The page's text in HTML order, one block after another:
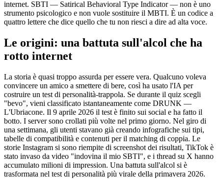
internet. SBTI — Satirical Behavioral Type Indicator — non è uno
strumento psicologico e non vuole sostituire il MBTI. È un codice a
quattro lettere che dice quello che tu non riesci a dire ad alta voce.
Le origini: una battuta sull'alcol che ha
rotto internet
La storia è quasi troppo assurda per essere vera. Qualcuno voleva
convincere un amico a smettere di bere, così ha usato l'IA per
costruire un test di personalità-trappola. Se durante il quiz scegli
"bevo", vieni classificato istantaneamente come DRUNK —
L'Ubriacone. Il 9 aprile 2026 il test è finito sui social e ha fatto il
botto. I server sono crollati più volte nel primo giorno. Nel giro di
una settimana, gli utenti stavano già creando infografiche sui tipi,
tabelle di compatibilità e contenuti per il matching di coppia. Le
storie Instagram si sono riempite di screenshot dei risultati, TikTok è
stato invaso da video "indovina il mio SBTI", e i thread su X hanno
accumulato milioni di impression. Una battuta sull'alcol si è
trasformata nel test di personalità più virale della primavera 2026.